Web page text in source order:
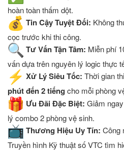
hoàn toàn thấm dột.
Tin Cậy Tuyệt Đối: Không
cọc trước khi thi công.
Tư Vấn Tận Tâm: Miễn phí
vấn dựa trên nguyên lý logic thực
Xử Lý Siêu Tốc: Thời gian
phút đến 2 tiếng cho mỗi phòng
Ưu Đãi Đặc Biệt: Giảm ngay
lý combo 2 phòng vệ sinh.
Thương Hiệu Uy Tín: Công
Truyền hình Kỹ thuật số VTC tìm